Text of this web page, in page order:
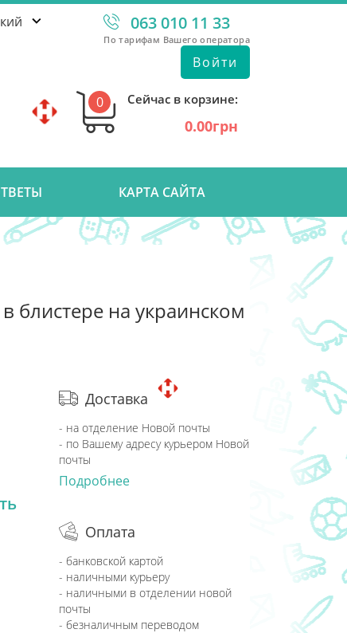
063 010 11 33
По тарифам Вашего оператора
Войти
0 Сейчас в корзине:
0.00грн
КАРТА САЙТА
блистере на украинском
Доставка
- на отделение Новой почты
- по Вашему адресу курьером Новой
почты
Подробнее
Оплата
- банковской картой
- наличными курьеру
- наличными в отделении новой
почты
- безналичным переводом